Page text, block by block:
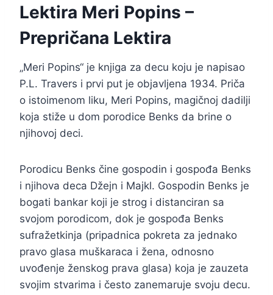
Lektira Meri Popins –
Prepričana Lektira
„Meri Popins“ je knjiga za decu koju je napisao
P.L. Travers i prvi put je objavljena 1934. Priča
o istoimenom liku, Meri Popins, magičnoj dadilji
koja stiže u dom porodice Benks da brine o
njihovoj deci.
Porodicu Benks čine gospodin i gospođa Benks
i njihova deca Džejn i Majkl. Gospodin Benks je
bogati bankar koji je strog i distanciran sa
svojom porodicom, dok je gospođa Benks
sufražetkinja (pripadnica pokreta za jednako
pravo glasa muškaraca i žena, odnosno
uvođenje ženskog prava glasa) koja je zauzeta
svojim stvarima i često zanemaruje svoju decu.